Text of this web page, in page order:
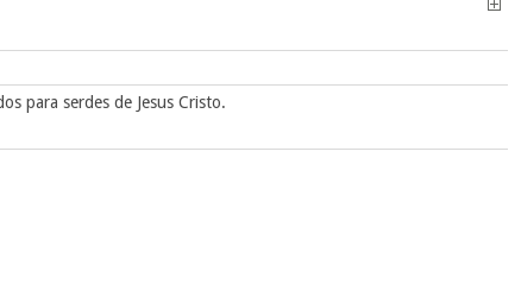
para serdes de Jesus Cristo.